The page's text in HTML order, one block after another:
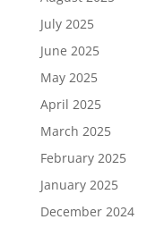
July 2025
June 2025
May 2025
April 2025
March 2025
February 2025
January 2025
December 2024